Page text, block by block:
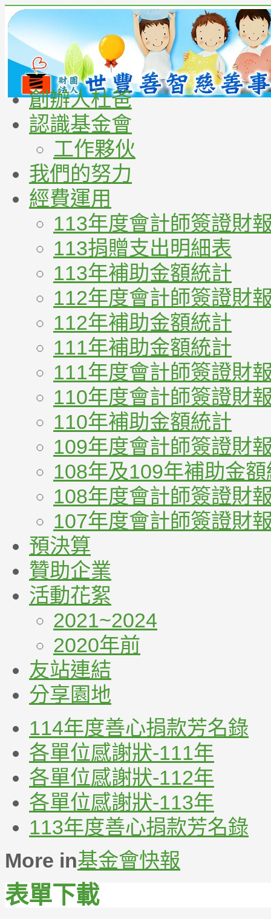
創辦人杜爸
認識基金會
工作夥伙
我們的努力
經費運用
113年度會計師簽證財
113捐贈支出明細表
113年補助金額統計
112年度會計師簽證財
112年補助金額統計
111年補助金額統計
111年度會計師簽證財
110年度會計師簽證財
110年補助金額統計
109年度會計師簽證財
108年及109年補助金
108年度會計師簽證財
107年度會計師簽證財
預決算
贊助企業
活動花絮
2021~2024
2020年前
友站連結
分享園地
114年度善心捐款芳名錄
各單位感謝狀-111年
各單位感謝狀-112年
各單位感謝狀-113年
113年度善心捐款芳名錄
More in基金會快報
表單下載